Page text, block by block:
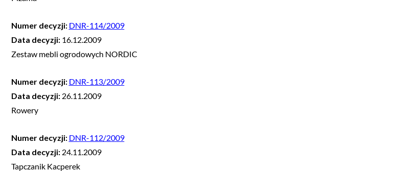
Numer decyzji: DNR-114/2009
Data decyzji: 16.12.2009
Zestaw mebli ogrodowych NORDIC
Numer decyzji: DNR-113/2009
Data decyzji: 26.11.2009
Rowery
Numer decyzji: DNR-112/2009
Data decyzji: 24.11.2009
Tapczanik Kacperek